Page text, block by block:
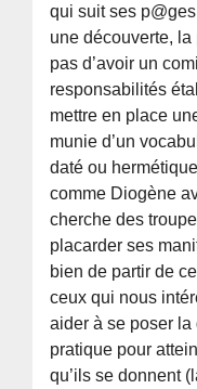
qui suit ses
une découverte, la
pas d’avoir un
responsabilités
mettre en place
munie d’un
daté ou
comme Diogène
cherche des
placarder ses
bien de partir de
ceux qui nous
aider à se poser la
pratique pour
qu’ils se donnent